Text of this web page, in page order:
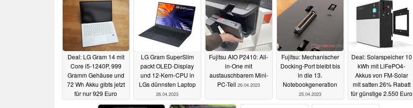
Deal: LG Gram 14 mit
Core i5-1240P, 999
Gramm Gehäuse und
72 Wh Akku gibts jetzt
für nur 929 Euro
27.04.2023
LG Gram SuperSlim
packt OLED-Display
und 12-Kern-CPU in
LGs dünnsten Laptop
26.04.2023
Fujitsu AIO P2410: All-
in-One mit
austauschbarem Mini-
PC-Teil 26.04.2023
Fujitsu: Mechanischer
Docking-Port bleibt bis
in die 13.
Notebookgeneration
25.04.2023
Deal: Solarspeicher 10
kWh mit LiFePO4-
Akkus von FM-Solar
mit satten 26% Rabatt
für günstige 2.550 Euro